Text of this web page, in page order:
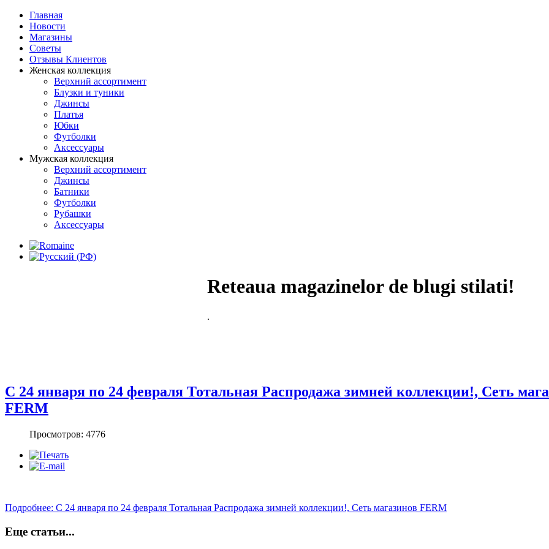
Главная
Новости
Магазины
Советы
Отзывы Клиентов
Женская коллекция
Верхний ассортимент
Блузки и туники
Джинсы
Платья
Юбки
Футболки
Аксессуары
Мужская коллекция
Верхний ассортимент
Джинсы
Батники
Футболки
Рубашки
Аксессуары
Reteaua magazinelor de blugi stilati!
.
С 24 января по 24 февраля Тотальная Распродажа зимней коллекции!, Сеть
FERM
Просмотров: 4776
Подробнее: С 24 января по 24 февраля Тотальная Распродажа зимней коллекции!, Сеть магазинов FERM
Еще статьи...